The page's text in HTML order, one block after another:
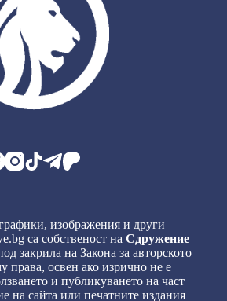
изображения и други
са собственост наСдружение
закрила на Закона за авторското
права, освен ако изрично не е
и публикуването на част
на сайта или печатните издания